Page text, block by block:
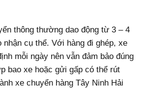
thông thường dao động từ 3 – 4
nhận cụ thể. Với hàng đi ghép, xe
mỗi ngày nên vẫn đảm bảo đúng
bao xe hoặc gửi gấp có thể rút
xe chuyển hàng Tây Ninh Hải